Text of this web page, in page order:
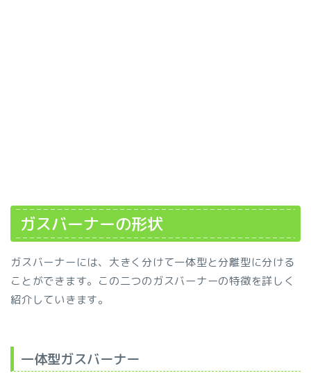
ガスバーナーの形状
ガスバーナーには、大きく分けて一体型と分離型に分ける
ことができます。この二つのガスバーナーの特徴を詳しく
紹介していきます。
一体型ガスバーナー